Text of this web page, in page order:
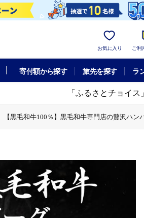
お気に入り ご利
寄付額から探す 旅先を探す ラ
「ふるさとチョイ
【黒毛和牛100％】黒毛和牛専門店の贅沢ハン
【黒毛和牛100％】黒毛和牛専門店の贅沢ハンバ